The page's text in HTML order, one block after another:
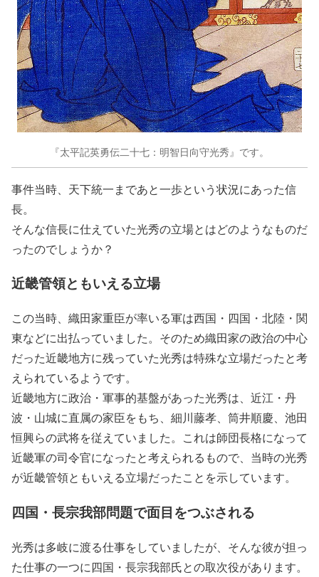
『太平記英勇伝二十七：明智日向守光秀』です。
事件当時、天下統一まであと一歩という状況にあった信
長。
そんな信長に仕えていた光秀の立場とはどのようなものだ
ったのでしょうか？
近畿管領ともいえる立場
この当時、織田家重臣が率いる軍は西国・四国・北陸・関
東などに出払っていました。そのため織田家の政治の中心
だった近畿地方に残っていた光秀は特殊な立場だったと考
えられているようです。
近畿地方に政治・軍事的基盤があった光秀は、近江・丹
波・山城に直属の家臣をもち、細川藤孝、筒井順慶、池田
恒興らの武将を従えていました。これは師団長格になって
近畿軍の司令官になったと考えられるもので、当時の光秀
が近畿管領ともいえる立場だったことを示しています。
四国・長宗我部問題で面目をつぶされる
光秀は多岐に渡る仕事をしていましたが、そんな彼が担っ
た仕事の一つに四国・長宗我部氏との取次役があります。